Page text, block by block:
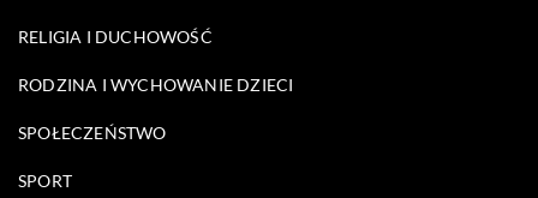
RELIGIA I DUCHOWOŚĆ
RODZINA I WYCHOWANIE DZIECI
SPOŁECZEŃSTWO
SPORT